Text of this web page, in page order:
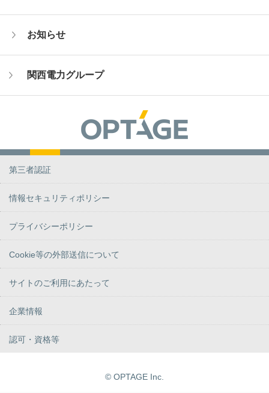
お知らせ
関西電力グループ
第三者認証
情報セキュリティポリシー
プライバシーポリシー
Cookie等の外部送信について
サイトのご利用にあたって
企業情報
認可・資格等
© OPTAGE Inc.